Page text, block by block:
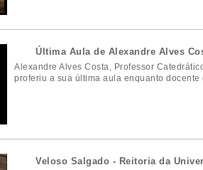
Última Aula de Alexandre Alves
Alexandre Alves Costa, Professor
proferiu a sua última aula enquanto docente
Veloso Salgado - Reitoria da